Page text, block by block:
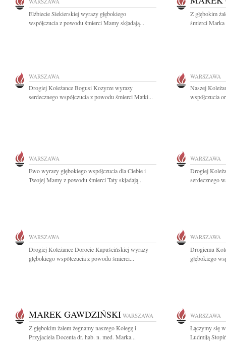
Elżbiecie Siekierskiej wyrazy głębokiego
współczucia z powodu śmierci Mamy składają...
Z głębokim
śmierci
WARSZAWA
Drogiej Koleżance Bogusi Kozyrze wyrazy
serdecznego współczucia z powodu śmierci Matki...
WARSZAWA
Naszej
współczucia
WARSZAWA
Ewo wyrazy głębokiego współczucia dla Ciebie i
Twojej Mamy z powodu śmierci Taty składają...
WARSZAWA
Drogiej
serdecznego
WARSZAWA
Drogiej Koleżance Dorocie Kapuścińskiej wyrazy
głębokiego współczucia z powodu śmierci...
WARSZAWA
Drogiemu
głębokiego
MAREK GAWDZIŃSKI WARSZAWA
Z głębokim żalem żegnamy naszego Kolegę i
Przyjaciela Docenta dr. hab. n. med. Marka...
WARSZAWA
Łączymy się
Ludmiłą